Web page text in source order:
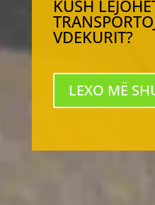
KUSH
VDEKURIT?
LEXO MË